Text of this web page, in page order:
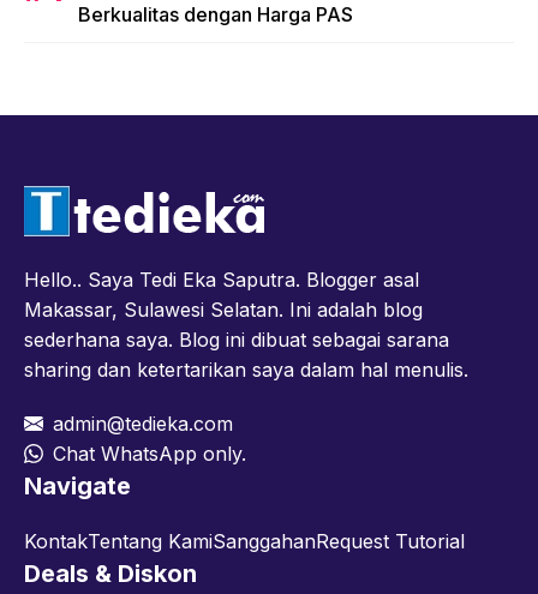
Berkualitas dengan Harga PAS
Hello.. Saya Tedi Eka Saputra. Blogger asal
Makassar, Sulawesi Selatan. Ini adalah blog
sederhana saya. Blog ini dibuat sebagai sarana
sharing dan ketertarikan saya dalam hal menulis.
admin@tedieka.com
Chat WhatsApp only.
Navigate
KontakTentang KamiSanggahanRequest Tutorial
Deals & Diskon